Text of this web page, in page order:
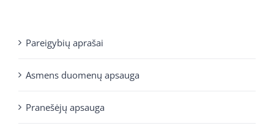
Pareigybių aprašai
Asmens duomenų apsauga
Pranešėjų apsauga